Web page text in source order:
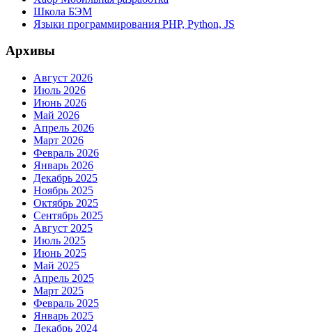
Школа БЭМ
Языки программирования PHP, Python, JS
Архивы
Август 2026
Июль 2026
Июнь 2026
Май 2026
Апрель 2026
Март 2026
Февраль 2026
Январь 2026
Декабрь 2025
Ноябрь 2025
Октябрь 2025
Сентябрь 2025
Август 2025
Июль 2025
Июнь 2025
Май 2025
Апрель 2025
Март 2025
Февраль 2025
Январь 2025
Декабрь 2024